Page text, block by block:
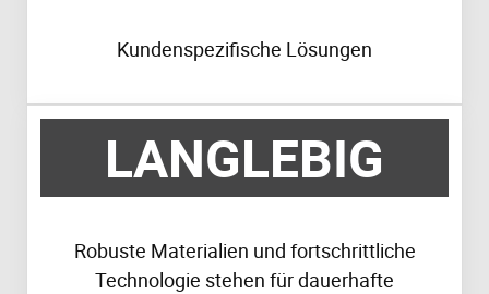
Kundenspezifische Lösungen
LANGLEBIG
Robuste Materialien und fortschrittliche
Technologie stehen für dauerhafte